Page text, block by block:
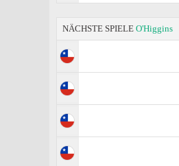
NÄCHSTE SPIELE O'Higgins